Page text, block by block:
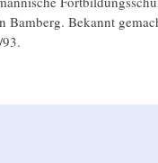
Bamberg. Bekannt